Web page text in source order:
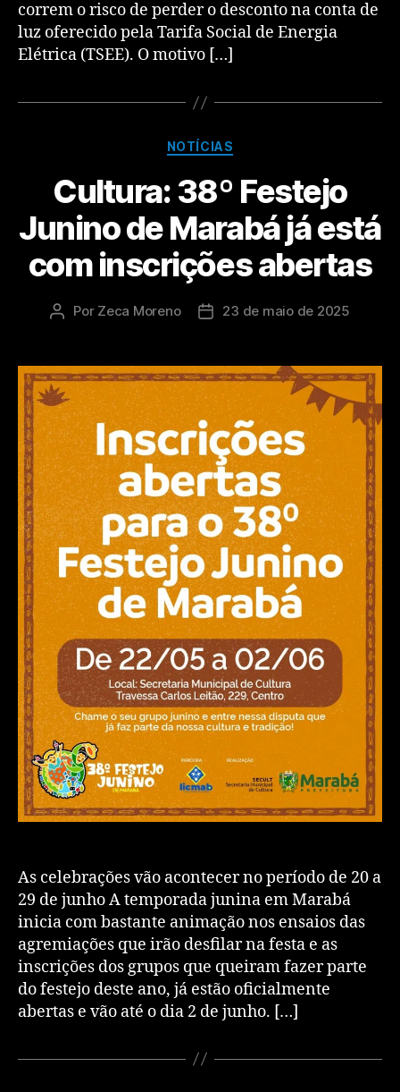
correm o risco de perder o desconto na conta de
luz oferecido pela Tarifa Social de Energia
Elétrica (TSEE). O motivo […]
NOTÍCIAS
Cultura: 38º Festejo
Junino de Marabá já está
com inscrições abertas
Por Zeca Moreno 23 de maio de 2025
As celebrações vão acontecer no período de 20 a
29 de junho A temporada junina em Marabá
inicia com bastante animação nos ensaios das
agremiações que irão desfilar na festa e as
inscrições dos grupos que queiram fazer parte
do festejo deste ano, já estão oficialmente
abertas e vão até o dia 2 de junho. […]